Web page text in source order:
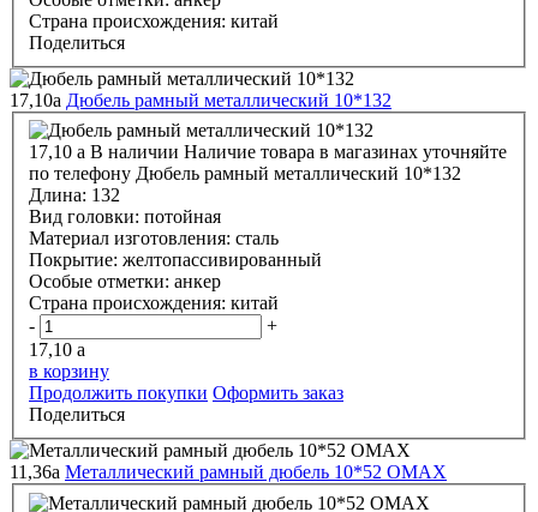
Страна происхождения: китай
Поделиться
17,10a Дюбель рамный металлический 10*132
17,10 a В наличии Наличие товара в магазинах уточняйте
по телефону Дюбель рамный металлический 10*132
Длина: 132
Вид головки: потойная
Материал изготовления: сталь
Покрытие: желтопассивированный
Особые отметки: анкер
Страна происхождения: китай
-
+
17,10 a
в корзину
Продолжить покупки Оформить заказ
Поделиться
11,36a Металлический рамный дюбель 10*52 OMAX